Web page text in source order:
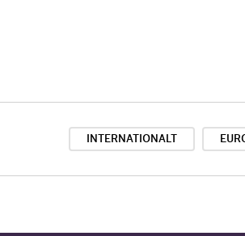
INTERNATIONALT